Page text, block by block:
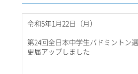
令和5年1月22日（月）
第24回全日本中学生バドミントン
更届アップしました